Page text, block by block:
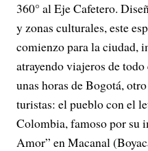
360° al Eje Cafetero.
y zonas culturales, este
comienzo para la ciudad,
atrayendo viajeros de
unas horas de Bogotá,
turistas: el pueblo con el
Colombia, famoso por su
Amor” en Macanal